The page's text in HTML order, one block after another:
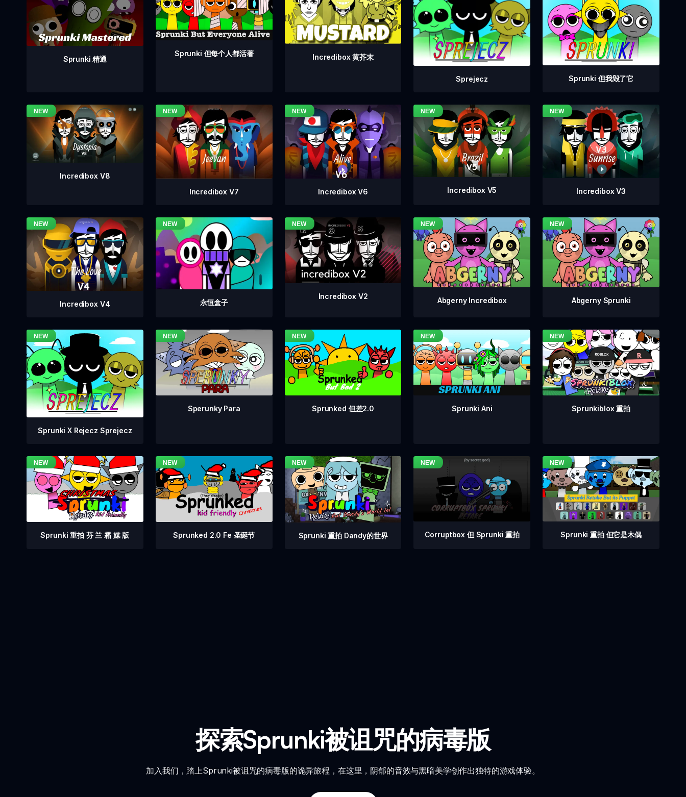
Sprunki 精通
Sprunki 但每个人都活著 Incredibox 黄芥末
Sprejecz Sprunki 但我毁了它
Incredibox V8
Incredibox V7
Incredibox V6 Incredibox V5 Incredibox V3
Incredibox V4 永恒盒子
Incredibox V2 Abgerny Incredibox Abgerny Sprunki
Sprunki X Rejecz Sprejecz
Sperunky Para Sprunked 但差2.0 Sprunki Ani Sprunkiblox 重拍
Sprunki 重拍 芬 兰 霜 媒 版 Sprunked 2.0 Fe 圣诞节 Sprunki 重拍 Dandy的世界 Corruptbox 但 Sprunki 重拍 Sprunki 重拍 但它是木偶
探索Sprunki被诅咒的病毒版
加入我们，踏上Sprunki被诅咒的病毒版的诡异旅程，在这里，阴郁的音效与黑暗美学创作出独特的游戏体验。